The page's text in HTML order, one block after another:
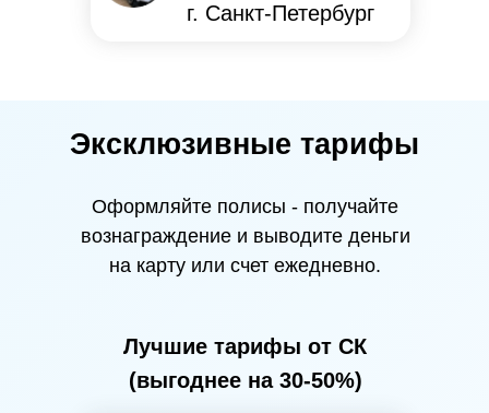
г. Санкт-Петербург
Эксклюзивные тарифы
Оформляйте полисы - получайте
вознаграждение и выводите деньги
на карту или счет ежедневно.
Лучшие тарифы от СК
(выгоднее на 30-50%)